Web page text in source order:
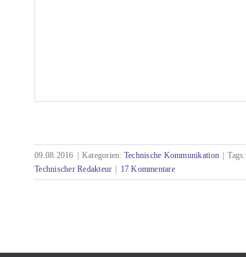
Redaktionssysteme für kleinere Redaktionen
09.08.2016 Kategorien: Technische Kommunikation Tags:
Technischer Redakteur
17 Kommentare